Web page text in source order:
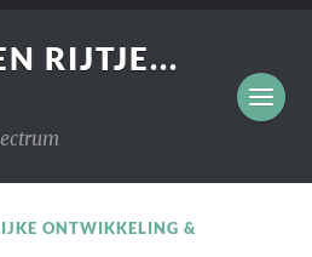
RIJTJE...
ONTWIKKELING &